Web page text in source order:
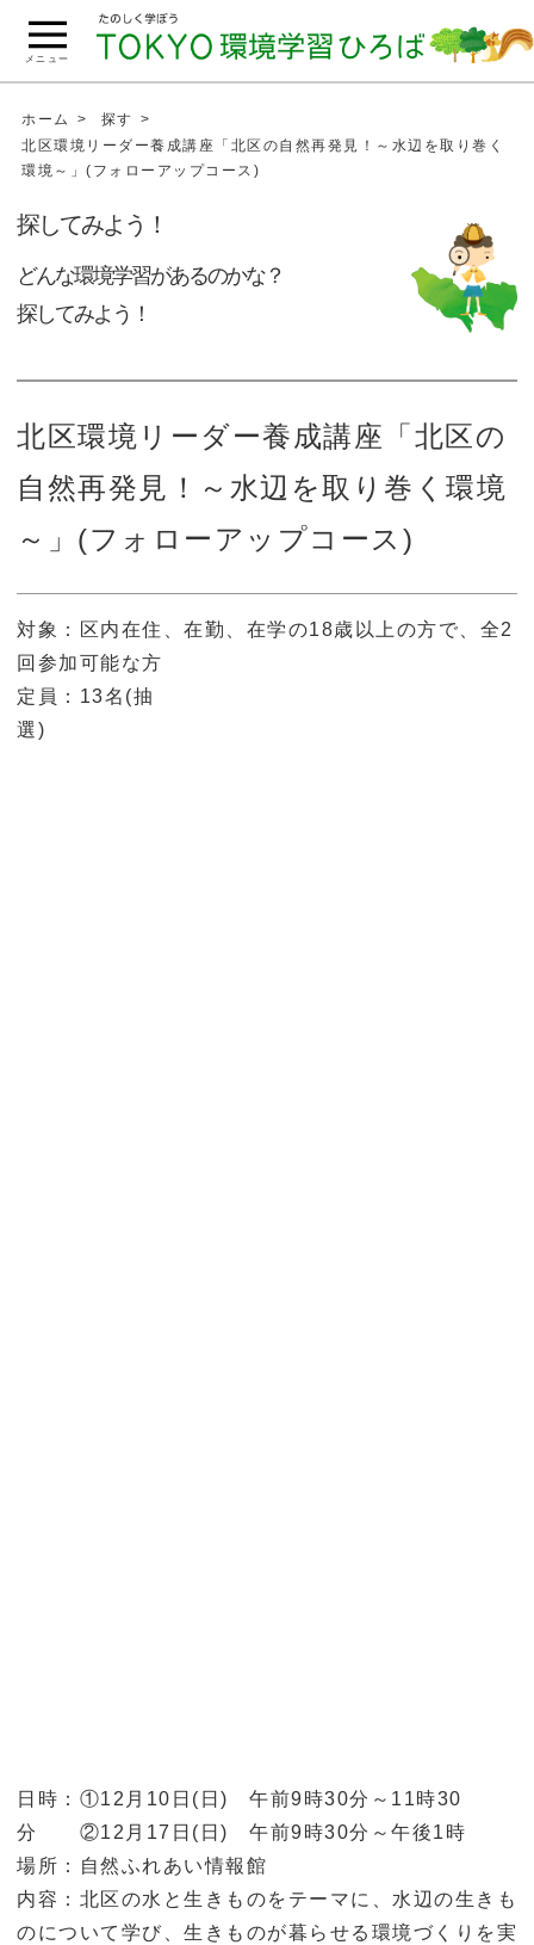
ペ
文
移
メニュー
ホーム
探す
北区環境リーダー養成講座「北区の自然再発見！～水辺を取り巻く
環境～」(フォローアップコース)
探してみよう！
どんな環境学習があるのかな？
探してみよう！
北区環境リーダー養成講座「北区の
自然再発見！～水辺を取り巻く環境
～」(フォローアップコース)
対象：区内在住、在勤、在学の18歳以上の方で、全2
回参加可能な方
定員：13名(抽
選)
日時：①12月10日(日) 午前9時30分～11時30
分 ②12月17日(日) 午前9時30分～午後1時
場所：自然ふれあい情報館
内容：北区の水と生きものをテーマに、水辺の生きも
のについて学び、生きものが暮らせる環境づくりを実